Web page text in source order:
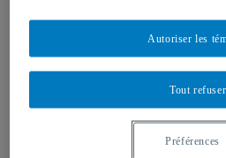
VILLES ET
L’ÉPREUVE DU
DE L’INCLUSION
L’ACCEPTABILITÉ
D’URBANISME ET LA
URBAINE
CONVERSATION
Tout refuser
Autoriser les
Préférences